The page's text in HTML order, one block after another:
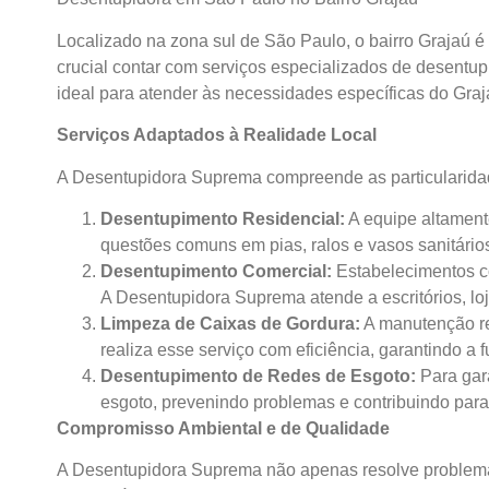
Localizado na zona sul de São Paulo, o bairro Grajaú
crucial contar com serviços especializados de
ideal para atender às necessidades específicas do
Serviços Adaptados à Realidade Local
A Desentupidora Suprema compreende as
Desentupimento Residencial: A equipe
questões comuns em pias, ralos e vasos
Desentupimento Comercial: Estabelecimentos
A Desentupidora Suprema atende a escritórios,
Limpeza de Caixas de Gordura: A manutenção
realiza esse serviço com eficiência, garantindo a
Desentupimento de Redes de Esgoto: Para
esgoto, prevenindo problemas e contribuindo
Compromisso Ambiental e de Qualidade
A Desentupidora Suprema não apenas resolve